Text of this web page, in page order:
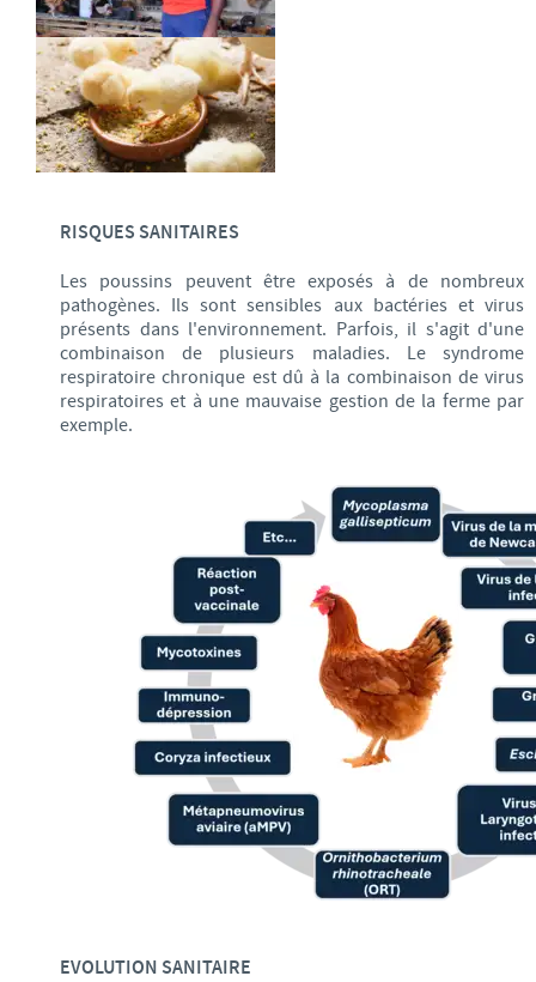
RISQUES SANITAIRES
Les poussins peuvent être exposés à de nombreux
pathogènes. Ils sont sensibles aux bactéries et virus
présents dans l'environnement. Parfois, il s'agit d'une
combinaison de plusieurs maladies. Le syndrome
respiratoire chronique est dû à la combinaison de virus
respiratoires et à une mauvaise gestion de la ferme par
exemple.
EVOLUTION SANITAIRE